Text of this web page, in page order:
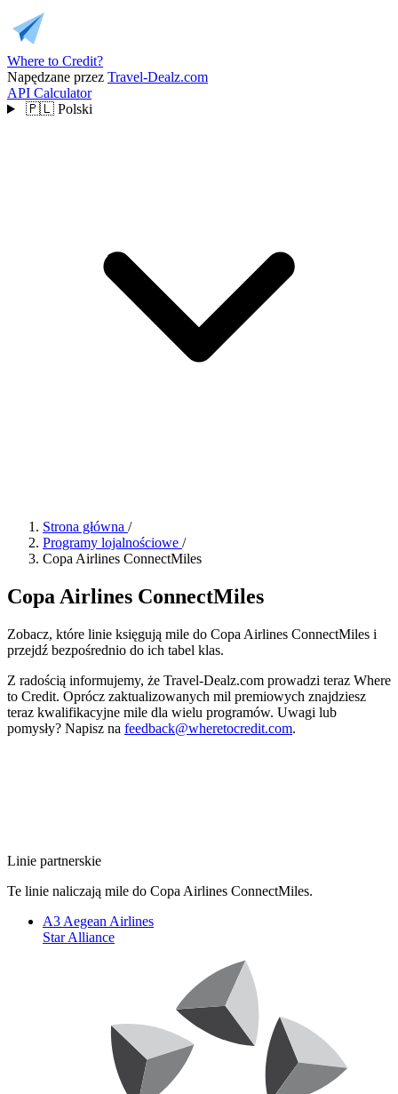
Where to Credit?
Napędzane przez Travel-Dealz.com
API Calculator
🇵🇱 Polski
Strona główna /
Programy lojalnościowe /
Copa Airlines ConnectMiles
Copa Airlines ConnectMiles
Zobacz, które linie księgują mile do Copa Airlines ConnectMiles i
przejdź bezpośrednio do ich tabel klas.
Z radością informujemy, że Travel-Dealz.com prowadzi teraz Where
to Credit. Oprócz zaktualizowanych mil premiowych znajdziesz
teraz kwalifikacyjne mile dla wielu programów. Uwagi lub
pomysły? Napisz na feedback@wheretocredit.com.
Linie partnerskie
Te linie naliczają mile do Copa Airlines ConnectMiles.
A3 Aegean Airlines
Star Alliance